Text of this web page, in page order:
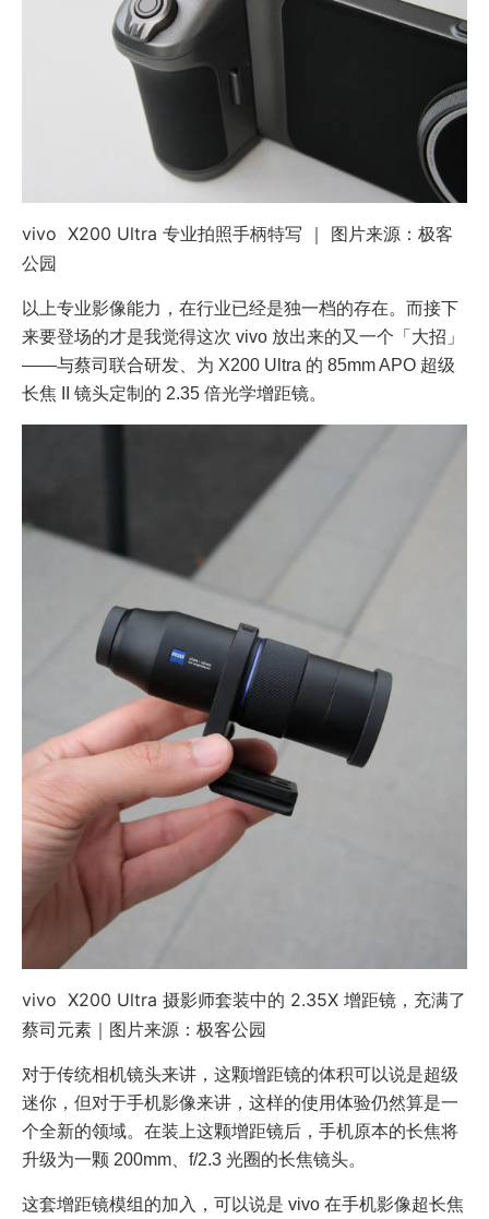
vivo X200 Ultra 专业拍照手柄特写 ｜ 图片来源：极客
公园
以上专业影像能力，在行业已经是独一档的存在。而接下
来要登场的才是我觉得这次 vivo 放出来的又一个「大招」
——与蔡司联合研发、为 X200 Ultra 的 85mm APO 超级
长焦 II 镜头定制的 2.35 倍光学增距镜。
vivo X200 Ultra 摄影师套装中的 2.35X 增距镜，充满了
蔡司元素｜图片来源：极客公园
对于传统相机镜头来讲，这颗增距镜的体积可以说是超级
迷你，但对于手机影像来讲，这样的使用体验仍然算是一
个全新的领域。在装上这颗增距镜后，手机原本的长焦将
升级为一颗 200mm、f/2.3 光圈的长焦镜头。
这套增距镜模组的加入，可以说是 vivo 在手机影像超长焦